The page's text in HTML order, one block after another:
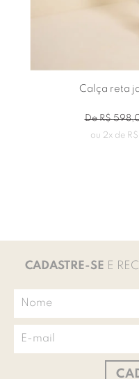
Calça reta
DeR$ 598,
ou 2x de R$
CADASTRE-SE E